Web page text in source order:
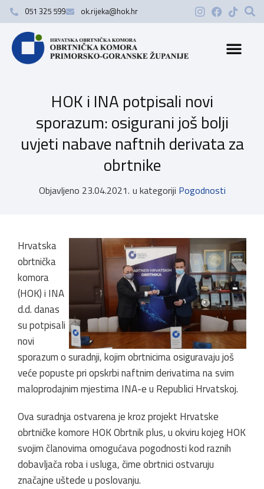
051 325 599 ok.rijeka@hok.hr
HOK i INA potpisali novi
sporazum: osigurani još bolji
uvjeti nabave naftnih derivata za
obrtnike
Objavljeno 23.04.2021. u kategoriji Pogodnosti
Hrvatska
obrtnička
komora
(HOK) i INA
d.d. danas
su potpisali
novi
sporazum o suradnji, kojim obrtnicima osiguravaju još
veće popuste pri opskrbi naftnim derivatima na svim
maloprodajnim mjestima INA-e u Republici Hrvatskoj.
Ova suradnja ostvarena je kroz projekt Hrvatske
obrtničke komore HOK Obrtnik plus, u okviru kojeg HOK
svojim članovima omogućava pogodnosti kod raznih
dobavljača roba i usluga, čime obrtnici ostvaruju
značajne uštede u poslovanju.